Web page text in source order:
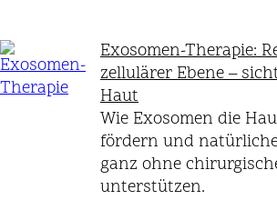
Exosomen-Therapie:
zellulärer Ebene –
Haut
Wie Exosomen die
fördern und
ganz ohne
unterstützen.